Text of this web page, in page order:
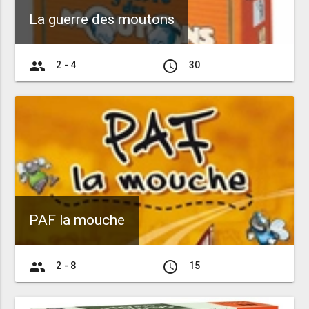
La guerre des moutons
group 2 - 4 access_time 30
PAF la mouche
group 2 - 8 access_time 15